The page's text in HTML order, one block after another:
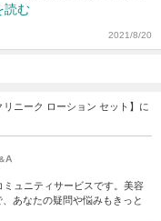
読む
2021/8/20
ニーク ローション セット】に
ュニティサービスです。美容
あなたの疑問や悩みもきっと